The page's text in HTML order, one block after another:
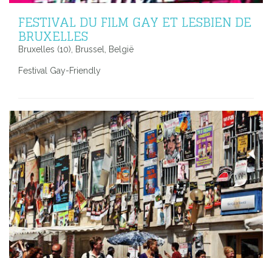
FESTIVAL DU FILM GAY ET LESBIEN DE
BRUXELLES
Bruxelles (10), Brussel, België
Festival Gay-Friendly